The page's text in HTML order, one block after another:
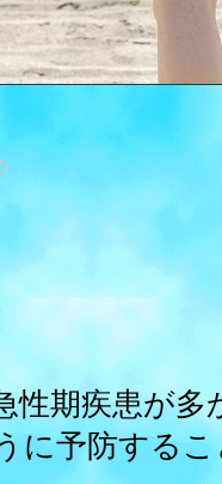
性期疾患が
に予防する